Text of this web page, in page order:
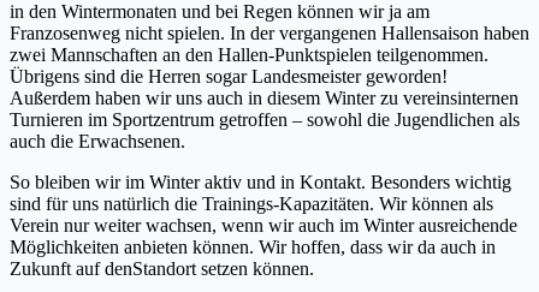
in den Wintermonaten und bei Regen können wir ja am
Franzosenweg nicht spielen. In der vergangenen Hallensaison haben
zwei Mannschaften an den Hallen-Punktspielen teilgenommen.
Übrigens sind die Herren sogar Landesmeister geworden!
Außerdem haben wir uns auch in diesem Winter zu vereinsinternen
Turnieren im Sportzentrum getroffen – sowohl die Jugendlichen als
auch die Erwachsenen.
So bleiben wir im Winter aktiv und in Kontakt. Besonders wichtig
sind für uns natürlich die Trainings-Kapazitäten. Wir können als
Verein nur weiter wachsen, wenn wir auch im Winter ausreichende
Möglichkeiten anbieten können. Wir hoffen, dass wir da auch in
Zukunft auf denStandort setzen können.